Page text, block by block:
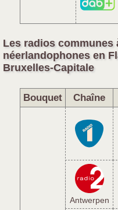
Les radios
néerlandophones en
Bruxelles-Capitale
Bouquet Chaîne
Antwerpen